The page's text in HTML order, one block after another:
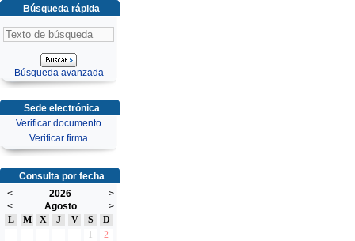
Búsqueda rápida
Búsqueda avanzada
Sede electrónica
Verificar documento
Verificar firma
Consulta por fecha
<
2026
>
<
Agosto
>
L
M X J V S
D
1
2